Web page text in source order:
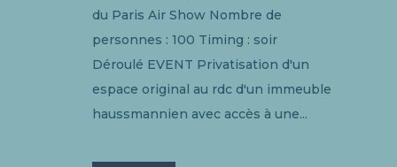
du Paris Air Show Nombre de
personnes : 100 Timing : soir
Déroulé EVENT Privatisation d'un
espace original au rdc d'un immeuble
haussmannien avec accès à une...